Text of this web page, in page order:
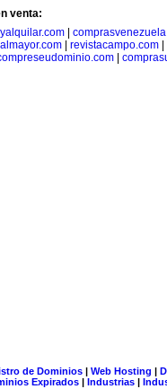
venta:
|
| revistacampo.com|
|
de Dominios| Web Hosting |
Expirados | Industrias |